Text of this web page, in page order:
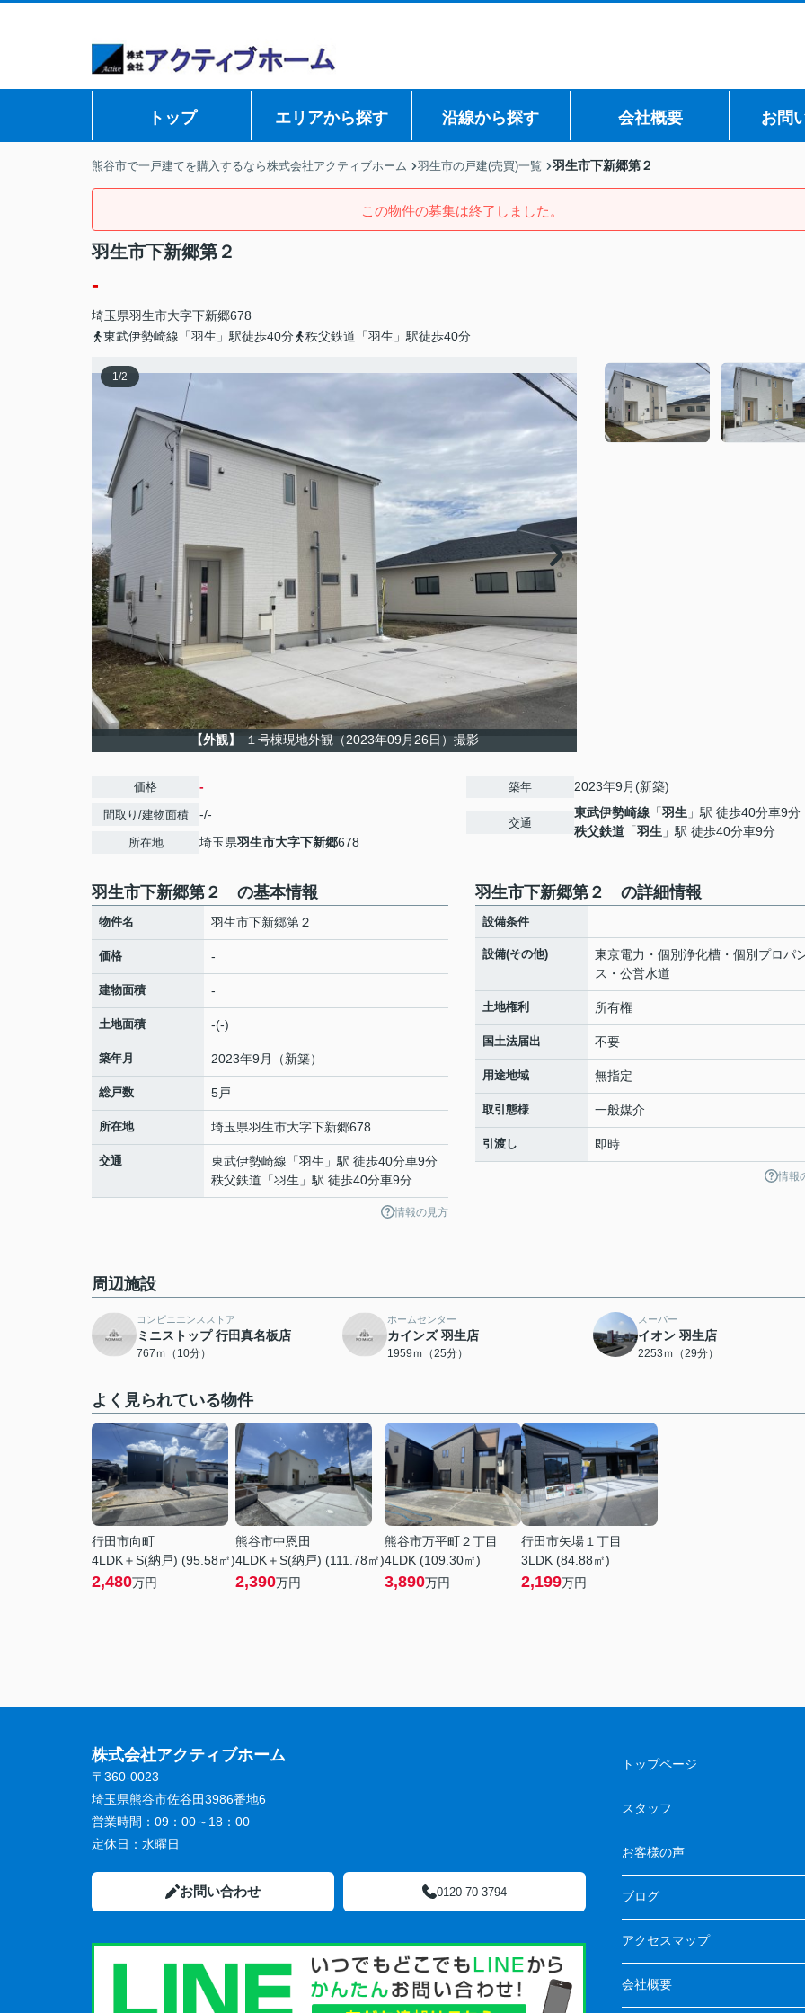
トップ エリアから探す 沿線から探す 会社概要 お問
熊谷市で一戸建てを購入するなら株式会社アクティブホーム 羽生市の戸建(売買)一覧 羽生市下新郷第２
この物件の募集は終了しました。
羽生市下新郷第２
-
埼玉県羽生市大字下新郷678
東武伊勢崎線「羽生」駅徒歩40分
秩父鉄道「羽生」駅徒歩40分
1/2
【外観】 １号棟現地外観（2023年09月26日）撮影
価格 -
間取り/建物面積 -/-
所在地 埼玉県羽生市大字下新郷678
築年 2023年9月(新築)
交通
東武伊勢崎線 「羽生 」駅 徒歩40分車9分
秩父鉄道 「羽生 」駅 徒歩40分車9分
羽生市下新郷第２ の基本情報
物件名 羽生市下新郷第２
価格 -
建物面積 -
土地面積 -(-)
築年月 2023年9月（新築）
総戸数 5戸
所在地 埼玉県羽生市大字下新郷678
交通 東武伊勢崎線 「羽生 」駅 徒歩40分車9分
秩父鉄道 「羽生 」駅 徒歩40分車9分
情報の見方
羽生市下新郷第２ の詳細情報
設備条件
設備(その他)
東京電力・個別浄化槽・個別プロパ
ス・公営水道
土地権利 所有権
国土法届出 不要
用途地域 無指定
取引態様 一般媒介
引渡し 即時
情報
周辺施設
コンビニエンスストア
ミニストップ 行田真名板店
767ｍ（10分）
ホームセンター
カインズ 羽生店
1959ｍ（25分）
スーパー
イオン 羽生店
2253ｍ（29分）
よく見られている物件
行田市向町
4LDK＋S(納戸) (95.58㎡)
2,480万円
熊谷市中恩田
4LDK＋S(納戸) (111.78㎡)
2,390万円
熊谷市万平町２丁目
4LDK (109.30㎡)
3,890万円
行田市矢場１丁目
3LDK (84.88㎡)
2,199万円
株式会社アクティブホーム
〒360-0023
埼玉県熊谷市佐谷田3986番地6
営業時間： 09：00～18：00
定休日： 水曜日
お問い合わせ 0120-70-3794
トップページ
スタッフ
お客様の声
ブログ
アクセスマップ
会社概要